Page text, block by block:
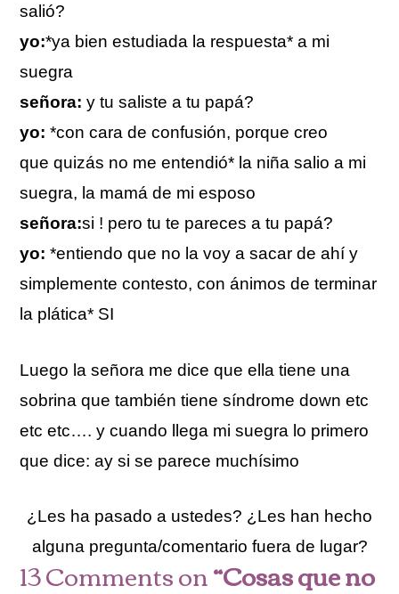
salió?
yo:*ya bien estudiada la respuesta* a mi
suegra
señora: y tu saliste a tu papá?
yo: *con cara de confusión, porque creo
que quizás no me entendió* la niña salio a mi
suegra, la mamá de mi esposo
señora:si ! pero tu te pareces a tu papá?
yo: *entiendo que no la voy a sacar de ahí y
simplemente contesto, con ánimos de terminar
la plática* SI
Luego la señora me dice que ella tiene una
sobrina que también tiene síndrome down etc
etc etc…. y cuando llega mi suegra lo primero
que dice: ay si se parece muchísimo
¿Les ha pasado a ustedes? ¿Les han hecho
alguna pregunta/comentario fuera de lugar?
13 Comments on“Cosas que no